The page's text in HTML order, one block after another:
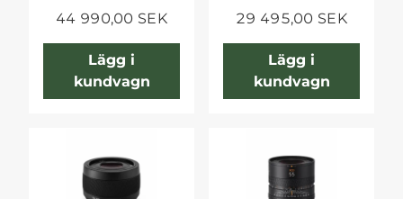
44 990,00 SEK
Lägg i
kundvagn
29 495,00 SEK
Lägg i
kundvagn